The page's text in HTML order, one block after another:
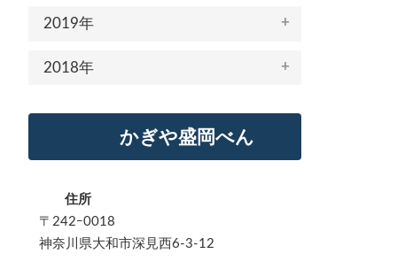
2019年
2018年
かぎや盛岡べん
住所
〒242ｰ0018
神奈川県大和市深見西6-3-12